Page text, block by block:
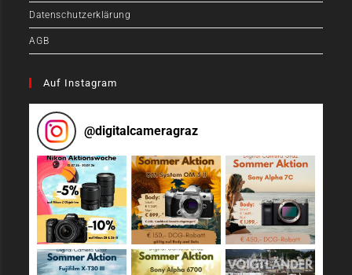
Datenschutzerklärung
AGB
Auf Instagram
@digitalcameragraz